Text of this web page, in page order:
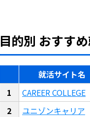
目的別 おすす
就活サイト名
CAREER COLLEGE
ユニゾンキャリア